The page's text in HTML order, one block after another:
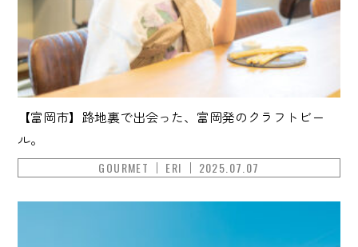
【富岡市】路地裏で出会った、富岡発のクラフトビー
ル。
GOURMET ERI 2025.07.07